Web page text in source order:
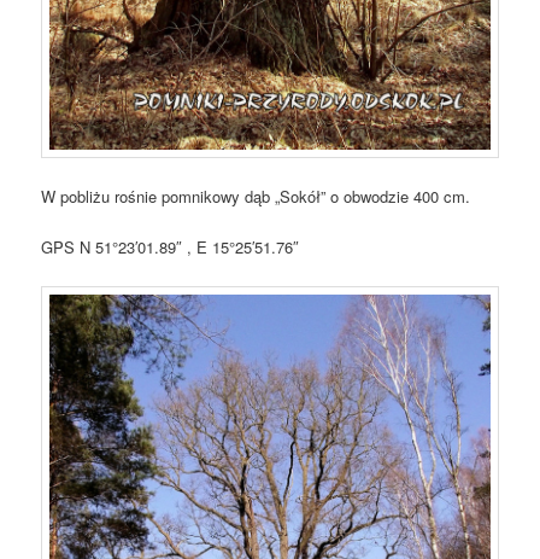
W pobliżu rośnie pomnikowy dąb „Sokół” o obwodzie 400 cm.
GPS N 51°23′01.89″ , E 15°25′51.76″